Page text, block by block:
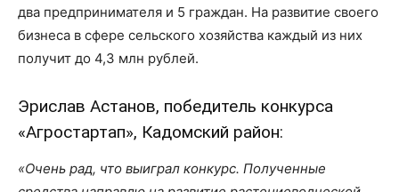
два предпринимателя и 5 граждан. На развитие своего
бизнеса в сфере сельского хозяйства каждый из них
получит до 4,3 млн рублей.
Эрислав Астанов, победитель конкурса
«Агростартап», Кадомский район:
«Очень рад, что выиграл конкурс. Полученные